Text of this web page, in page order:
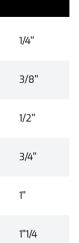
1/4''
3/8''
1/2''
3/4''
1''
1''1/4